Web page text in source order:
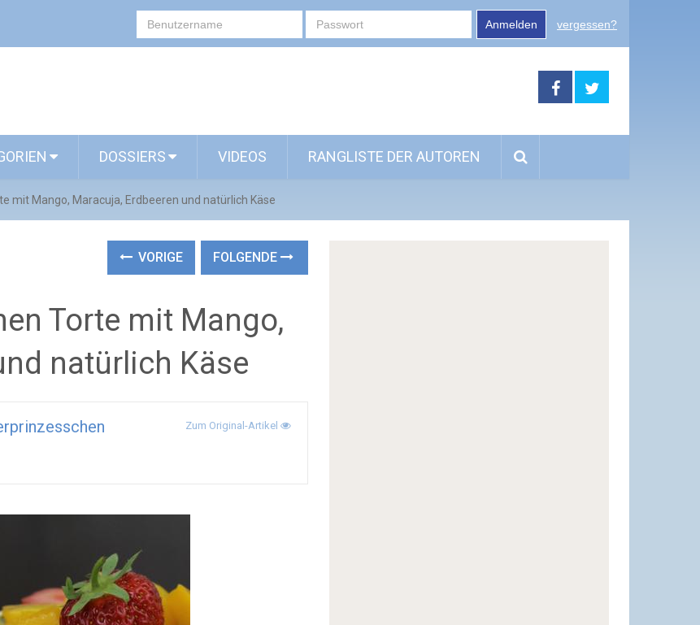
Anmelden vergessen?
DOSSIERS VIDEOS RANGLISTE DER AUTOREN
mit Mango, Maracuja, Erdbeeren und natürlich Käse
VORIGE FOLGENDE
Torte mit Mango,
natürlich Käse
Zum Original-Artikel